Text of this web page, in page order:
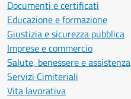
Documenti e certificati
Educazione e formazione
Giustizia e sicurezza pubblica
Imprese e commercio
Salute, benessere e assistenza
Servizi Cimiteriali
Vita lavorativa